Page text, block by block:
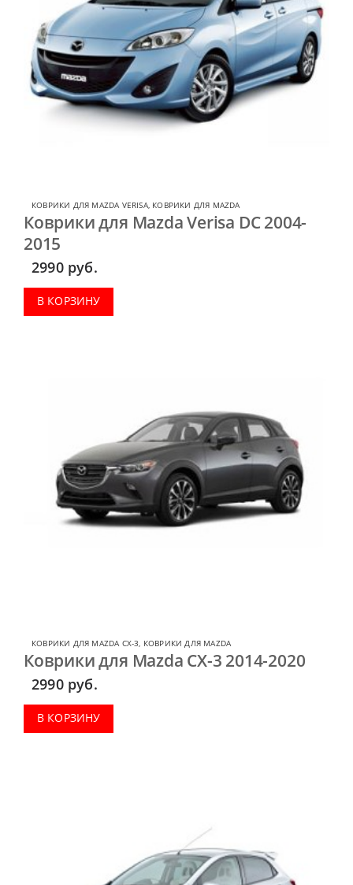
КОВРИКИ ДЛЯ MAZDA VERISA, КОВРИКИ ДЛЯ MAZDA
Коврики для Mazda Verisa DC 2004-
2015
2990 руб.
В КОРЗИНУ
КОВРИКИ ДЛЯ MAZDA CX-3, КОВРИКИ ДЛЯ MAZDA
Коврики для Mazda CX-3 2014-2020
2990 руб.
В КОРЗИНУ